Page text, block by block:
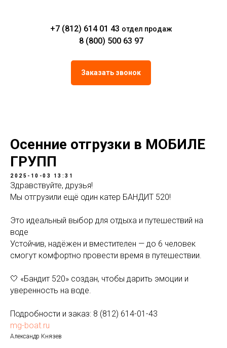
+7 (812) 614 01 43 отдел продаж
8 (800) 500 63 97
Заказать звонок
Осенние отгрузки в МОБИЛЕ
ГРУПП
2025-10-03 13:31
Здравствуйте, друзья!
Мы отгрузили ещё один катер БАНДИТ 520!
Это идеальный выбор для отдыха и путешествий на
воде
Устойчив, надёжен и вместителен — до 6 человек
смогут комфортно провести время в путешествии.
🤍 «Бандит 520» создан, чтобы дарить эмоции и
уверенность на воде.
Подробности и заказ: 8 (812) 614-01-43
mg-boat.ru
Александр Князев